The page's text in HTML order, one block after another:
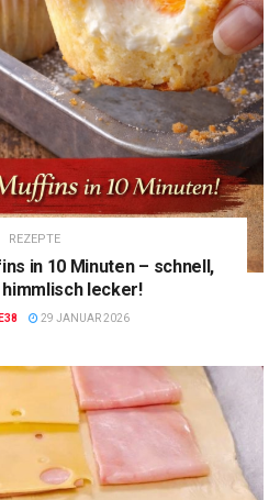
REZEPTE
in 10 Minuten – schnell,
lecker!
29 JANUAR 2026